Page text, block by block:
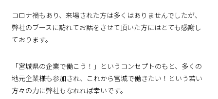
コロナ禍もあり、来場された方は多くはありませんでしたが、
弊社のブースに訪れてお話をさせて頂いた方にはとても感謝し
ております。
「宮城県の企業で働こう！」というコンセプトのもと、多くの
地元企業様も参加され、これから宮城で働きたい！という若い
方々の力に弊社もなれれば幸いです。